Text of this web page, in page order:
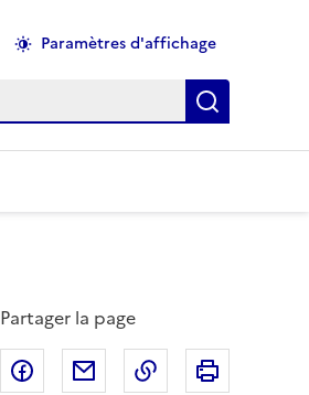
Paramètres d'affichage
Recherche
Partager la page
Partager sur Facebook
Partager par email
Copier dans le